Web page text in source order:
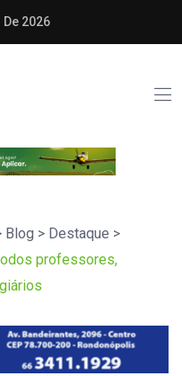
2026
Blog > Destaque >
professores,